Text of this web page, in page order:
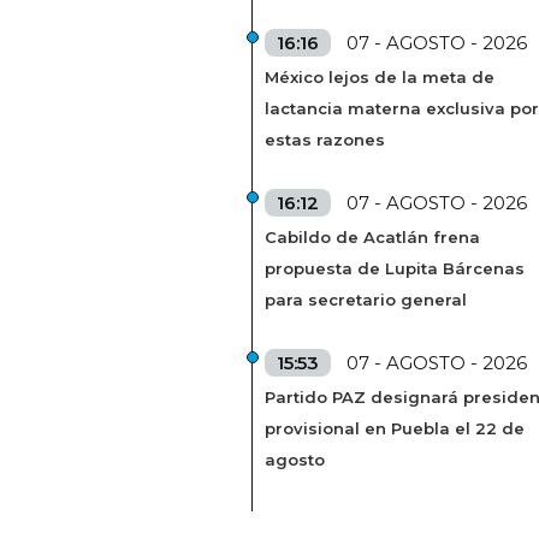
16:16 07 - AGOSTO - 2026
México lejos de la meta de
lactancia materna exclusiva por
estas razones
16:12 07 - AGOSTO - 2026
Cabildo de Acatlán frena
propuesta de Lupita Bárcenas
para secretario general
15:53 07 - AGOSTO - 2026
Partido PAZ designará
provisional en Puebla el 22 de
agosto